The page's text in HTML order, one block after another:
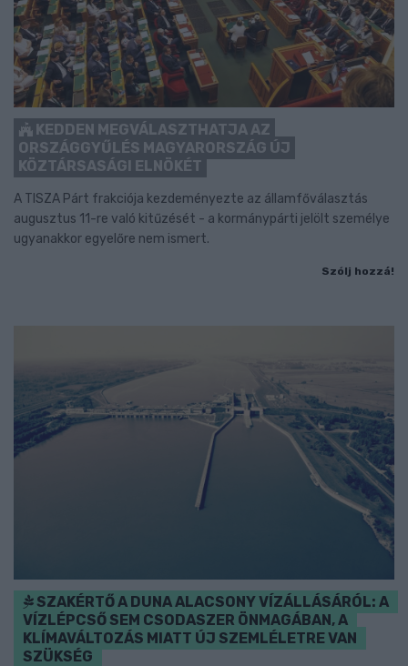
KEDDEN MEGVÁLASZTHATJA AZ
ORSZÁGGYŰLÉS MAGYARORSZÁG ÚJ
KÖZTÁRSASÁGI ELNÖKÉT
A TISZA Párt frakciója kezdeményezte az államfőválasztás
augusztus 11-re való kitűzését - a kormánypárti jelölt személye
ugyanakkor egyelőre nem ismert.
Szólj hozzá!
SZAKÉRTŐ A DUNA ALACSONY VÍZÁLLÁSÁRÓL: A
VÍZLÉPCSŐ SEM CSODASZER ÖNMAGÁBAN, A
KLÍMAVÁLTOZÁS MIATT ÚJ SZEMLÉLETRE VAN
SZÜKSÉG